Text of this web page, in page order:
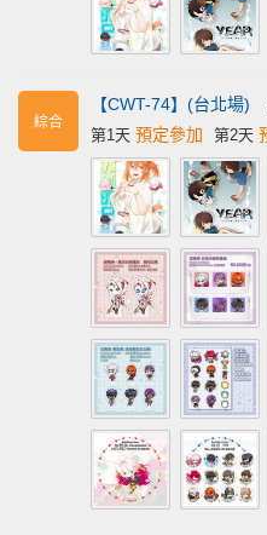
綜合
【CWT-74】(台北場)
第1天 預定參加 第2天